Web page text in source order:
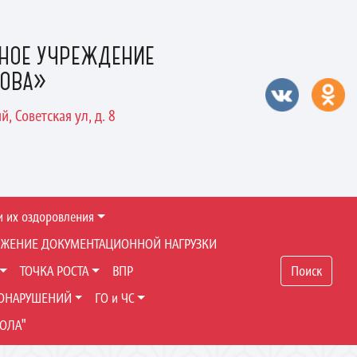
УЧРЕЖДЕНИЕ
Советская ул, д. 8
их оздоровления
ДОКУМЕНТАЦИОННОЙ НАГРУЗКИ
ТОЧКА РОСТА
ВПР
ГО и ЧС
Поиск